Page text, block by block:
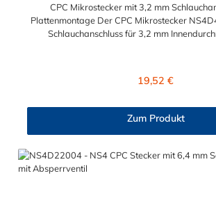
CPC Mikrostecker mit 3,2 mm
Plattenmontage Der CPC Mikrostecker
Schlauchanschluss für 3,2 mm
Verbindungsstück zur CPC Kupplung, hat ein
Kupplungen der CPC NS4-Serie
Regulärer Preis:
19,52 €
Zum Produkt